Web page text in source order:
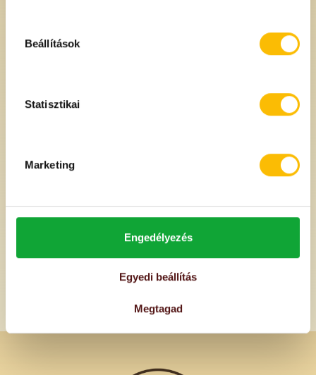
Beállítások
Statisztikai
Marketing
Engedélyezés
Egyedi beállítás
Megtagad
Kókuszos fehércsokis
Étcsokis mandula
/kg